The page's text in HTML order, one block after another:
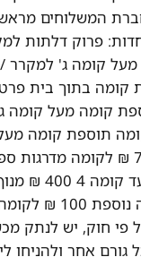
המשלוחים מראש.
תוספת קומה
עבור כל קומה נוספת
פי חוק, יש לנתק
אחר ולהניחו